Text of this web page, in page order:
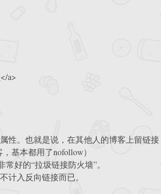
a>
性。也就是说，在其他人的博客上留链接
基本都用了nofollow）
好的“拉圾链接防火墙”。
计入反向链接而已。